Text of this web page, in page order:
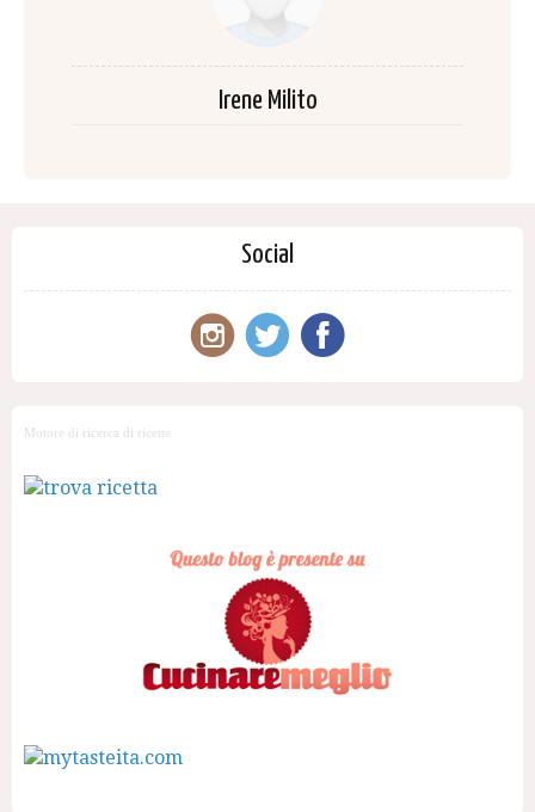
Irene Milito
Social
Motore di ricerca di ricette